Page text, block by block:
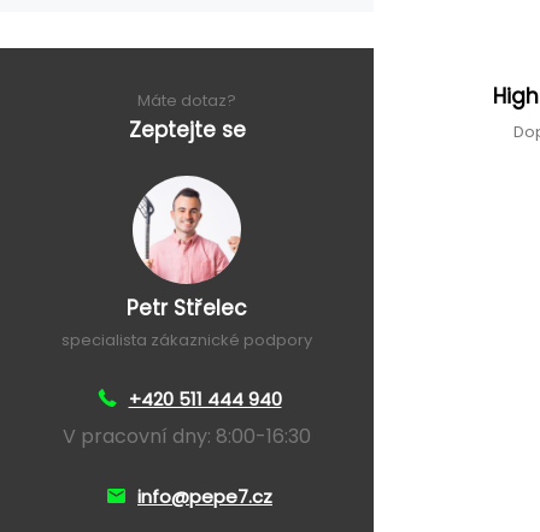
Máte dotaz?
Zeptejte se
Petr Střelec
specialista zákaznické podpory
+420 511 444 940
V pracovní dny: 8:00-16:30
info@pepe7.cz